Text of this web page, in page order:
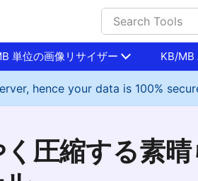
単位の画像リサイザー KB/MB
hence your data is 100%
圧縮する素晴